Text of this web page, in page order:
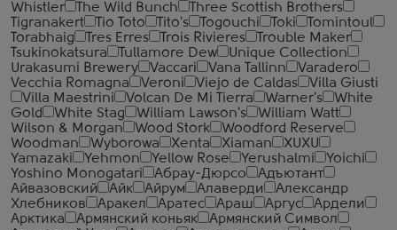
Whistler
The Wild Bunch
Three Scottish Brothers
Tigranakert
Tio Toto Tito's Togouchi Toki
Tomintoul
Torabhaig
Tres Erres Trois Rivieres
Trouble Maker
Tsukinokatsura
Tullamore Dew
Unique Collection
Urakasumi Brewery
Vaccari Vana Tallinn
Varadero
Vecchia Romagna
Veroni Viejo de Caldas
Villa Giusti
Villa Maestrini
Volcan De Mi Tierra Warner's
White
Gold
White Stag William Lawson's
William Watt
Wilson & Morgan
Wood Stork
Woodford Reserve
Woodman
Wyborowa Xenta Xiaman
XUXU
Yamazaki
Yehmon Yellow Rose Yerushalmi
Yoichi
Yoshino Monogatari
Абрау-Дюрсо
Адъютант
Айвазовский
Айк Айрум Алаверди
Александр
Хлебников
Аракел Аратес Араш Аргус
Ардели
Арктика
Армянский коньяк
Армянский Символ